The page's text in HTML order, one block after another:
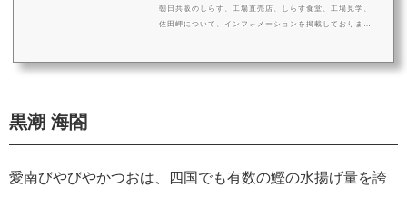
朝日共販のしらす、工場直売店、しらす食堂、工場見学、
佐田岬について、インフォメーションを掲載しておりま
黒潮 海閤
愛南びやびやかつおは、四国でも有数の鰹の水揚げ量を誇